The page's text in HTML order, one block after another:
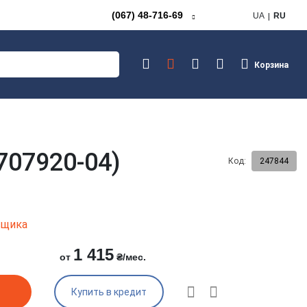
(067) 48-716-69 UA RU
Корзина
04) Код: 247844
от 1 415 ₴/мес.
Купить в кредит